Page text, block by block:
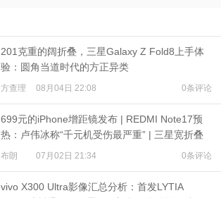
201克重的阔折叠，三星Galaxy Z Fold8上手体
验：圆角当道时代的方正异类
方查理 08月04日 22:08 0条评论
699元的iPhone增距镜发布 | REDMI Note17预
热：卢伟冰称“千元机受伤最严重” | 三星宽折叠
或7月22日发布
布朗 07月02日 21:34 0条评论
vivo X300 Ultra影像汇总分析：首发LYTIA